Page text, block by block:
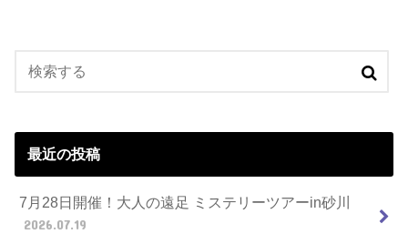
最近の投稿
7月28日開催！大人の遠足 ミステリーツアーin砂川
2026.07.19